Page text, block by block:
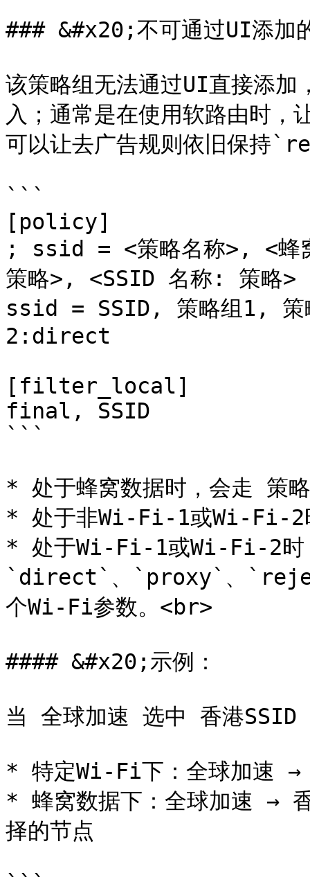
### &#x20;不可通过UI添加
该策略组无法通过UI直接添
入；通常是在使用软路由时，
可以让去广告规则依旧保持
```
[policy]
; ssid = <策略名称>, <蜂
策略>, <SSID 名称: 策略>
ssid = SSID, 策略组1,
2:direct
[filter_local]
final, SSID
```
* 处于蜂窝数据时，会走 策
* 处于非Wi-Fi-1或Wi-Fi-2
* 处于⁠Wi-Fi-1或Wi-Fi-2时
`direct`、`proxy`、
个Wi-Fi参数。<br>
#### &#x20;示例：
当 全球加速 选中 香港
* 特定Wi-Fi下：全球加速 →
* 蜂窝数据下：全球加速 →
择的节点
```